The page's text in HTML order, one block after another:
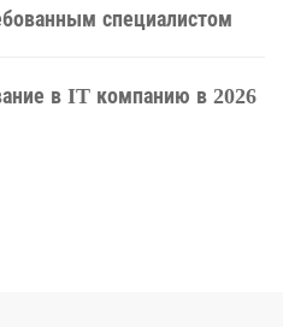
специалистом
в IT компанию в 2026